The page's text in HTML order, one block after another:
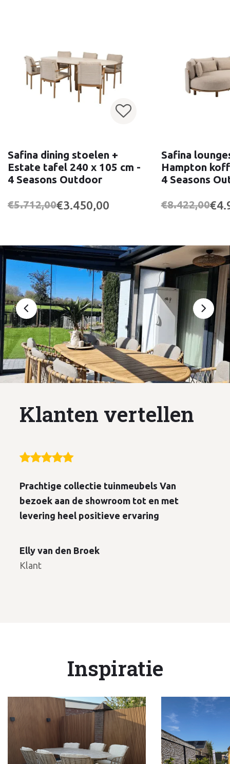
Safina dining stoelen +
Estate tafel 240 x 105 cm -
4 Seasons Outdoor
€5.712,00€3.450,00
Safina
Hampton
4 Seasons
€8.422,00
Klanten vertellen
Prachtige collectie tuinmeubels Van
bezoek aan de showroom tot en met
levering heel positieve ervaring
Elly van den Broek
Klant
Inspiratie